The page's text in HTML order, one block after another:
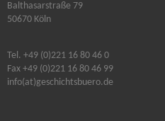
Balthasarstraße 79
50670 Köln
Tel. +49 (0)221 16 80 46 0
Fax +49 (0)221 16 80 46 99
info(at)geschichtsbuero.de